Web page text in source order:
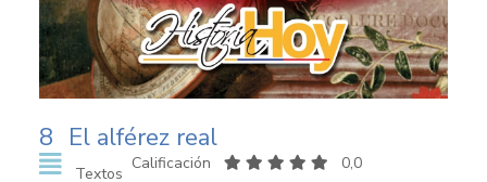
8 El alférez real
Textos
Calificación 0,0